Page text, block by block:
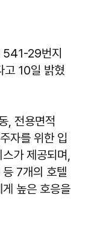
541-29번지
고 10일 밝혔
, 전용면적
자를 위한 입
가 제공되며,
등 7개의 호텔
높은 호응을